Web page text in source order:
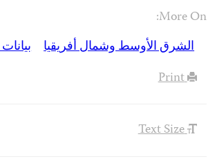
More On:
الشرق الأوسط وشمال أفريقيا
Print
Text Size